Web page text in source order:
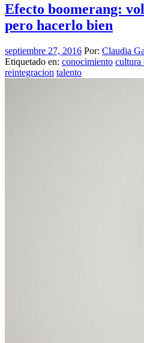
Efecto boomerang:
pero hacerlo bien
septiembre 27, 2016 Por: Claudia
Etiquetado en: conocimiento cultura
reintegracion talento